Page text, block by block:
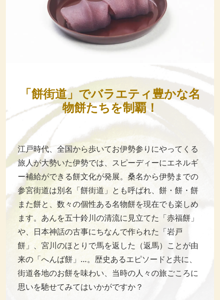
「餅街道」でバラエティ豊かな名
物餅たちを制覇！
江戸時代、全国から歩いてお伊勢参りにやってくる
旅人が大勢いた伊勢では、スピーディーにエネルギ
ー補給ができる餅文化が発展。桑名から伊勢までの
参宮街道は別名「餅街道」とも呼ばれ、餅・餅・餅
また餅と、数々の個性ある名物餅を現在でも楽しめ
ます。あんを五十鈴川の清流に見立てた「赤福餅」
や、日本神話の古事にちなんで作られた「岩戸
餅」、宮川のほとりで馬を返した（返馬）ことが由
来の「へんば餅」…。歴史あるエピソードと共に、
街道各地のお餅を味わい、当時の人々の旅ごころに
思いを馳せてみてはいかがですか？